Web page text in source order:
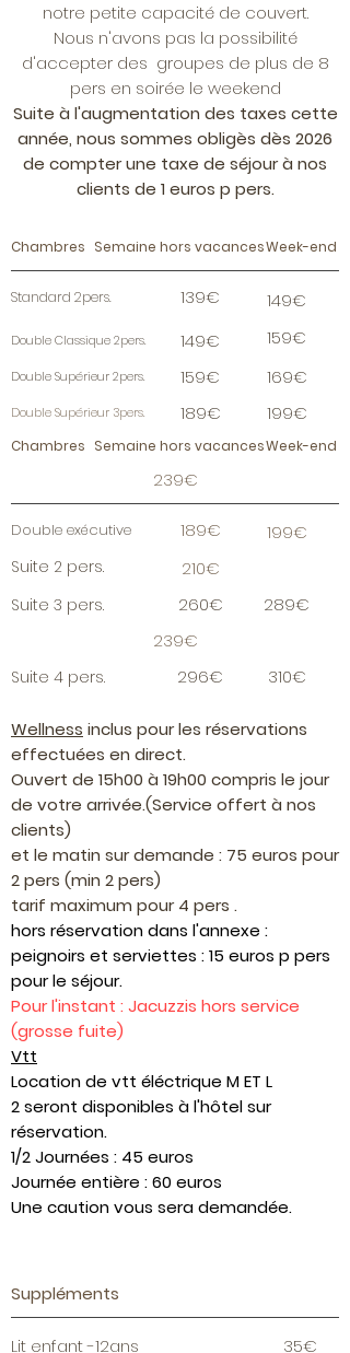
notre petite capacité de couvert.
Nous n'avons pas la possibilité
d'accepter des groupes de plus de 8
pers en soirée le weekend
Suite à l'augmentation des taxes cette
année, nous sommes obligès dès 2026
de compter une taxe de séjour à nos
clients de 1 euros p pers.
Chambres Semaine hors vacancesWeek-end
Standard 2pers. 149€
139€
Double Classique 2pers. 159€
149€
159€
Double Supérieur 2pers. 169€
Double Supérieur 3pers. 189€ 199€
Chambres Semaine hors vacancesWeek-end
239€
Double exécutive 189€ 199€
Suite 2 pers. 210€
Suite 3 pers. 260€
289€
239€
Suite 4 pers. 296€ 310€
Wellness inclus pour les réservations
effectuées en direct.
Ouvert de 15h00 à 19h00 compris le jour
de votre arrivée.(Service offert à nos
clients)
et le matin sur demande : 75 euros pour
2 pers (min 2 pers)
tarif maximum pour 4 pers .
hors réservation dans l'annexe :
peignoirs et serviettes : 15 euros p pers
pour le séjour.
Pour l'instant : Jacuzzis hors service
(grosse fuite)
Vtt
Location de vtt éléctrique M ET L
2 seront disponibles à l'hôtel sur
réservation.
1/2 Journées : 45 euros
Journée entière : 60 euros
Une caution vous sera demandée.
Suppléments
Lit enfant -12ans 35€